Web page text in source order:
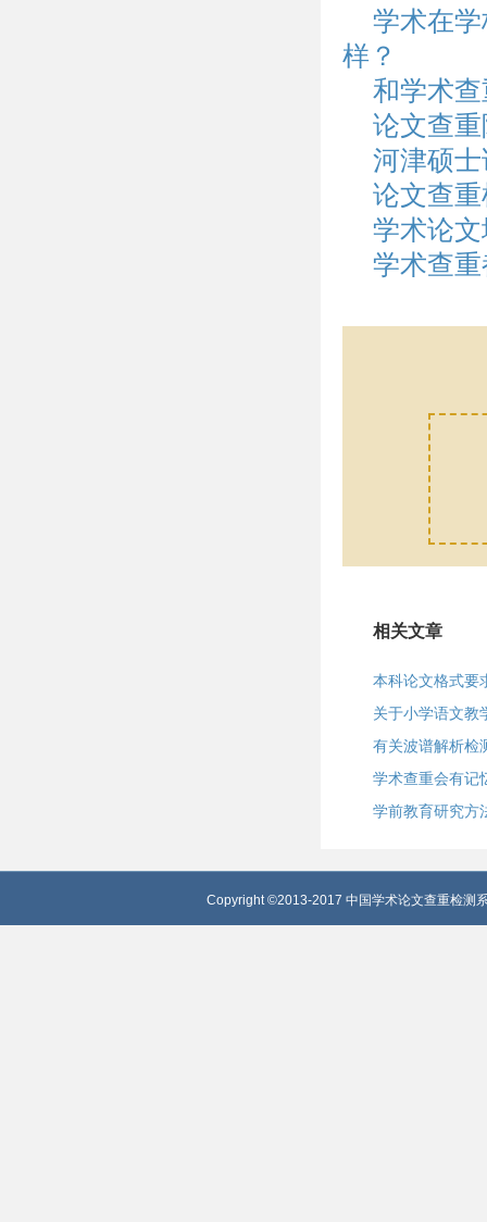
学术在
样？
和学术
论文查
河津硕
论文查
学术论
学术查
相关文章
本科论文格式要
关于小学语文教
有关波谱解析检
学术查重会有记
学前教育研究方
Copyright ©2013-2017 中国学术论文查重检